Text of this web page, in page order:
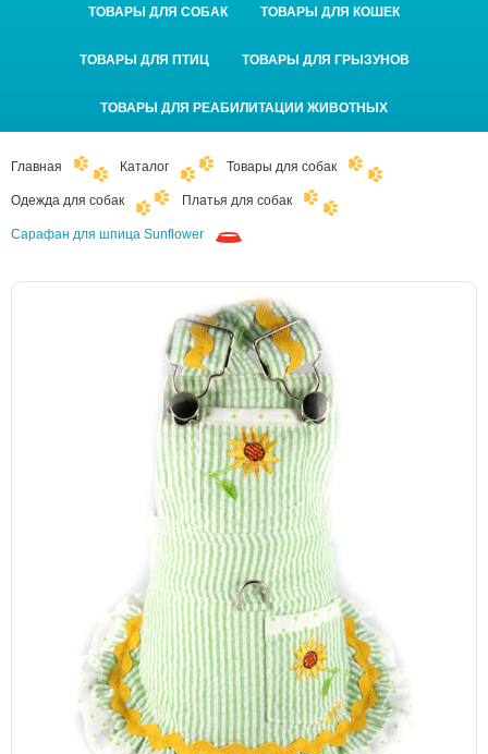
ТОВАРЫ ДЛЯ СОБАК ТОВАРЫ ДЛЯ КОШЕК
ТОВАРЫ ДЛЯ ПТИЦ ТОВАРЫ ДЛЯ ГРЫЗУНОВ
ТОВАРЫ ДЛЯ РЕАБИЛИТАЦИИ ЖИВОТНЫХ
Главная Каталог Товары для собак
Одежда для собак Платья для собак
Cарафан для шпица Sunflower